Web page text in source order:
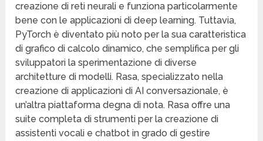
creazione di reti neurali e funziona particolarmente
bene con le applicazioni di deep learning. Tuttavia,
PyTorch è diventato più noto per la sua caratteristica
di grafico di calcolo dinamico, che semplifica per gli
sviluppatori la sperimentazione di diverse
architetture di modelli. Rasa, specializzato nella
creazione di applicazioni di AI conversazionale, è
un’altra piattaforma degna di nota. Rasa offre una
suite completa di strumenti per la creazione di
assistenti vocali e chatbot in grado di gestire